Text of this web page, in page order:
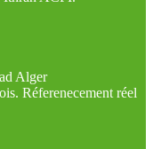
Alger
Réferenecement réel